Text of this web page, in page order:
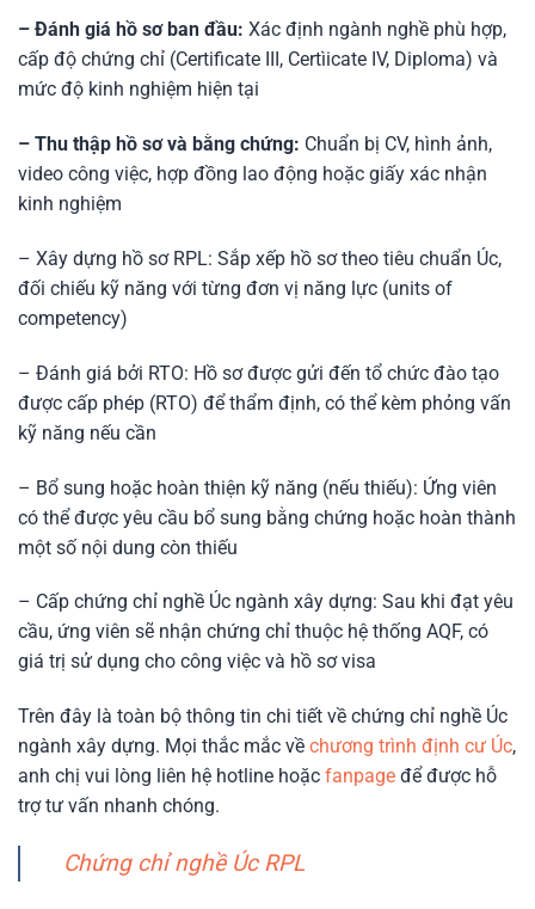
– Đánh giá hồ sơ ban đầu: Xác định ngành nghề phù hợp,
cấp độ chứng chỉ (Certificate III, Certìicate IV, Diploma) và
mức độ kinh nghiệm hiện tại
– Thu thập hồ sơ và bằng chứng: Chuẩn bị CV, hình ảnh,
video công việc, hợp đồng lao động hoặc giấy xác nhận
kinh nghiệm
– Xây dựng hồ sơ RPL: Sắp xếp hồ sơ theo tiêu chuẩn Úc,
đối chiếu kỹ năng với từng đơn vị năng lực (units of
competency)
– Đánh giá bởi RTO: Hồ sơ được gửi đến tổ chức đào tạo
được cấp phép (RTO) để thẩm định, có thể kèm phỏng vấn
kỹ năng nếu cần
– Bổ sung hoặc hoàn thiện kỹ năng (nếu thiếu): Ứng viên
có thể được yêu cầu bổ sung bằng chứng hoặc hoàn thành
một số nội dung còn thiếu
– Cấp chứng chỉ nghề Úc ngành xây dựng: Sau khi đạt yêu
cầu, ứng viên sẽ nhận chứng chỉ thuộc hệ thống AQF, có
giá trị sử dụng cho công việc và hồ sơ visa
Trên đây là toàn bộ thông tin chi tiết về chứng chỉ nghề Úc
ngành xây dựng. Mọi thắc mắc về chương trình định cư Úc,
anh chị vui lòng liên hệ hotline hoặc fanpage để được hỗ
trợ tư vấn nhanh chóng.
Chứng chỉ nghề Úc RPL